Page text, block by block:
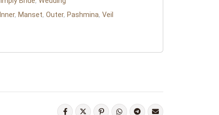
, Manset, Outer, Pashmina, Veil